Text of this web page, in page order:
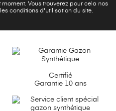
Vous trouverez pour cela nos
conditions d'utilisation du site.
Certifié
Garantie 10 ans